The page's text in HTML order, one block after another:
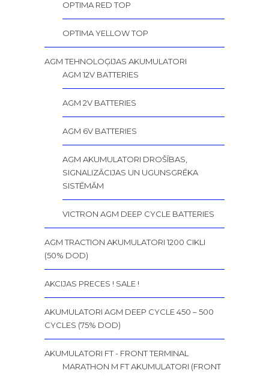
OPTIMA RED TOP
OPTIMA YELLOW TOP
AGM TEHNOLOĢIJAS AKUMULATORI
AGM 12V BATTERIES
AGM 2V BATTERIES
AGM 6V BATTERIES
AGM AKUMULATORI DROŠĪBAS,
SIGNALIZĀCIJAS UN UGUNSGRĒKA
SISTĒMĀM
VICTRON AGM DEEP CYCLE BATTERIES
AGM TRACTION AKUMULATORI 1200 CIKLI
(50% DOD)
AKCIJAS PRECES ! SALE !
AKUMULATORI AGM DEEP CYCLE 450 – 500
CYCLES (75% DOD)
AKUMULATORI FT - FRONT TERMINAL
MARATHON M FT AKUMULATORI (FRONT